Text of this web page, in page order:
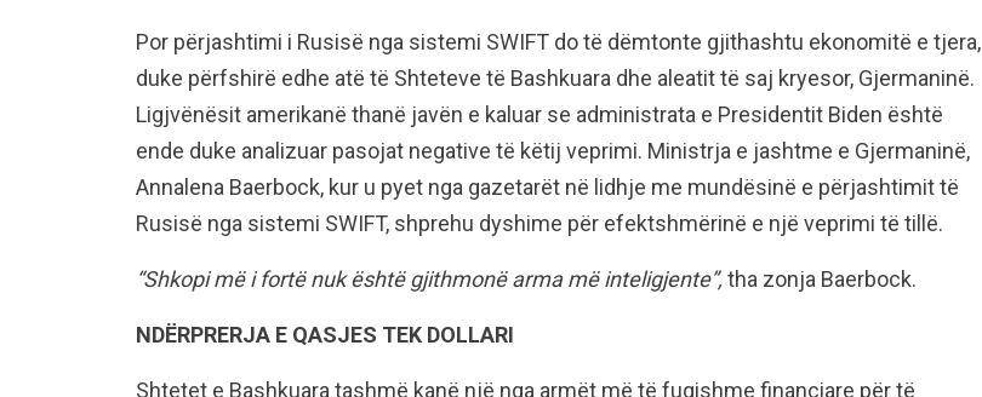
Por përjashtimi i Rusisë nga sistemi SWIFT do të dëmtonte gjithashtu ekonomitë e tjera,
duke përfshirë edhe atë të Shteteve të Bashkuara dhe aleatit të saj kryesor, Gjermaninë.
Ligjvënësit amerikanë thanë javën e kaluar se administrata e Presidentit Biden është
ende duke analizuar pasojat negative të këtij veprimi. Ministrja e jashtme e Gjermaninë,
Annalena Baerbock, kur u pyet nga gazetarët në lidhje me mundësinë e përjashtimit të
Rusisë nga sistemi SWIFT, shprehu dyshime për efektshmërinë e një veprimi të tillë.
“Shkopi më i fortë nuk është gjithmonë arma më inteligjente”, tha zonja Baerbock.
NDËRPRERJA E QASJES TEK DOLLARI
Shtetet e Bashkuara tashmë kanë një nga armët më të fuqishme financiare për të